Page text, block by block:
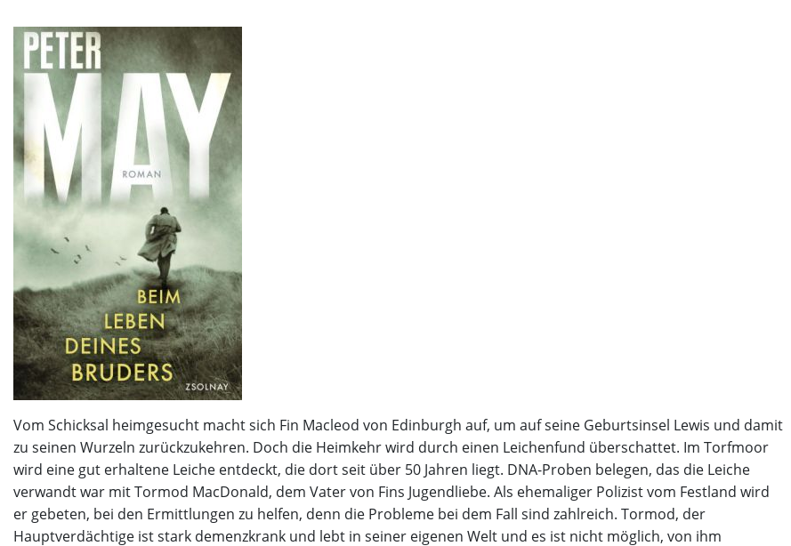
Vom Schicksal heimgesucht macht sich Fin Macleod von Edinburgh auf, um auf seine Geburtsinsel Lewis und damit
zu seinen Wurzeln zurückzukehren. Doch die Heimkehr wird durch einen Leichenfund überschattet. Im Torfmoor
wird eine gut erhaltene Leiche entdeckt, die dort seit über 50 Jahren liegt. DNA-Proben belegen, das die Leiche
verwandt war mit Tormod MacDonald, dem Vater von Fins Jugendliebe. Als ehemaliger Polizist vom Festland wird
er gebeten, bei den Ermittlungen zu helfen, denn die Probleme bei dem Fall sind zahlreich. Tormod, der
Hauptverdächtige ist stark demenzkrank und lebt in seiner eigenen Welt und es ist nicht möglich, von ihm